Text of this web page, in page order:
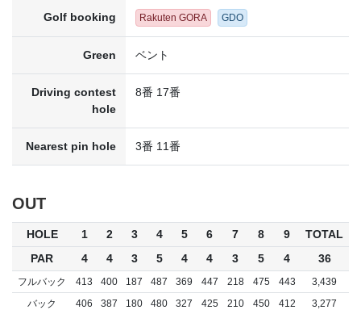
Golf booking Rakuten GORA GDO
Green ベント
Driving contest
hole
8番 17番
Nearest pin hole 3番 11番
OUT
HOLE 1 2 3 4 5 6 7 8 9
TOTAL
PAR
4 4 3 5 4 4 3 5 4 36
フルバック 413 400 187 487 369 447 218 475 443
3,439
バック
406 387 180 480 327 425 210 450 412
3,277